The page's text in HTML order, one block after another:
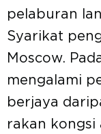
pelaburan
Syarikat
Moscow.
mengalami
berjaya
rakan kongsi